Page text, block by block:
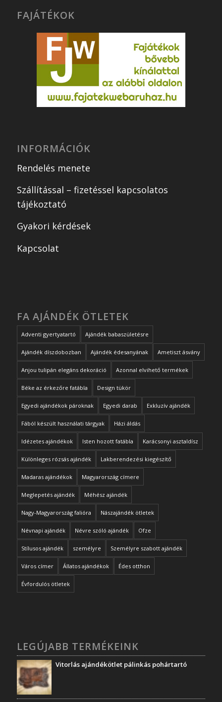
FAJÁTÉKOK
INFORMÁCIÓK
Rendelés menete
Szállítással – fizetéssel kapcsolatos
tájékoztató
Gyakori kérdések
Kapcsolat
FA AJÁNDÉK ÖTLETEK
Adventi gyertyatartó Ajándék babaszületésre
Ajándék díszdobozban Ajándék édesanyának Ametiszt ásvány
Anjou tulipán elegáns dekoráció Azonnal elvihető termékek
Béke az érkezőre fatábla Design tükör
Egyedi ajándékok pároknak Egyedi darab Exkluzív ajándék
Fából készült használati tárgyak Házi áldás
Idézetes ajándékok Isten hozott fatábla Karácsonyi asztaldísz
Különleges rózsás ajándék Lakberendezési kiegészítő
Madaras ajándékok Magyarország címere
Meglepetés ajándék Méhész ajándék
Nagy-Magyarország falióra Nászajándék ötletek
Névnapi ajándék Névre szóló ajándék Ofze
Stílusos ajándék személyre Személyre szabott ajándék
Város címer Állatos ajándékok Édes otthon
Évfordulós ötletek
LEGÚJABB TERMÉKEINK
Vitorlás ajándékötlet pálinkás pohártartó